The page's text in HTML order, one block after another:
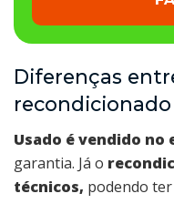
Diferenças
Usado é vendido no
garantia. Já o
técnicos, podendo